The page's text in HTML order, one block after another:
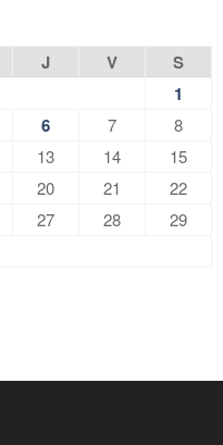
J V
S
1
6 7
8
13 14
15
20 21
22
27 28
29